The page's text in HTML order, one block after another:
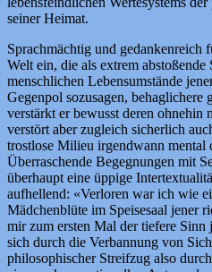
seiner Heimat.
Sprachmächtig und gedankenreich
Welt ein, die als extrem
menschlichen Lebensumstände
Gegenpol sozusagen, behaglichere
verstärkt er bewusst deren ohnehin
verstört aber zugleich sicherlich
trostlose Milieu irgendwann mental
Überraschende Begegnungen mit
überhaupt eine üppige
aufhellend: «Verloren war ich wie
Mädchenblüte im Speisesaal jener
mir zum ersten Mal der tiefere
sich durch die Verbannung von
philosophischer Streifzug also